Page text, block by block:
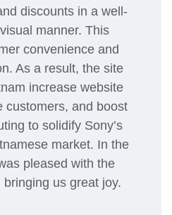
discounts in a well-
manner. This
convenience and
As a result, the site
increase website
customers, and boost
to solidify Sony’s
market. In the
pleased with the
us great joy.